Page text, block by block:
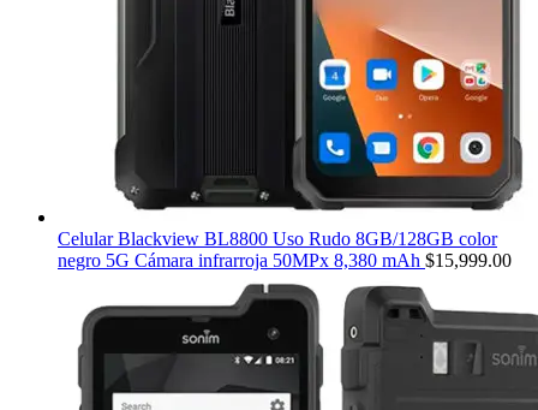
Celular Blackview BL8800 Uso Rudo 8GB/128GB color
negro 5G Cámara infrarroja 50MPx 8,380 mAh $15,999.00